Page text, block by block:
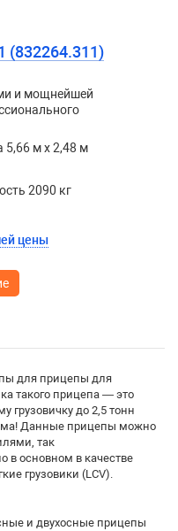
(832264.311)
и мощнейшей
5,66 м х 2,48 м
2090 кг
цены
для прицепы для
такого прицепа — это
грузовичку до 2,5 тонн
Данные прицепы можно
так
в основном в качестве
грузовики (LCV).
и двухосные прицепы